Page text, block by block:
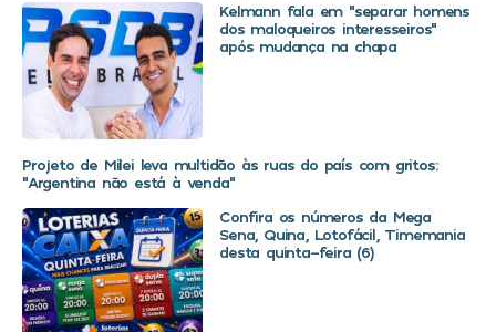
Kelmann fala em “separar homens
dos maloqueiros interesseiros”
após mudança na chapa
Projeto de Milei leva multidão às ruas do país com gritos:
“Argentina não está à venda”
Confira os números da Mega
Sena, Quina, Lotofácil, Timemania
desta quinta-feira (6)